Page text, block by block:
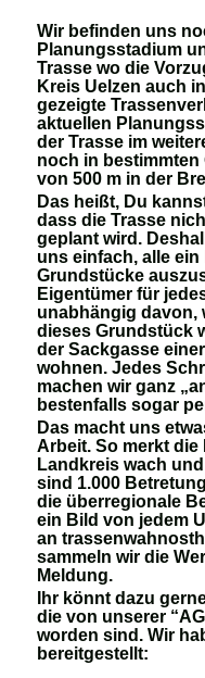
Wir befinden uns
Planungsstadium
Trasse wo die
Kreis Uelzen auch
gezeigte
aktuellen
der Trasse im
noch in bestimmten
von 500 m in der
Das heißt, Du
dass die Trasse
geplant wird.
uns einfach, alle ein
Grundstücke
Eigentümer für
unabhängig davon,
dieses Grundstück
der Sackgasse
wohnen. Jedes
machen wir ganz
bestenfalls sogar
Das macht uns
Arbeit. So merkt die
Landkreis wach
sind 1.000
die überregionale
ein Bild von jedem
an
sammeln wir die
Meldung.
Ihr könnt dazu
die von unserer
worden sind. Wir
bereitgestellt: